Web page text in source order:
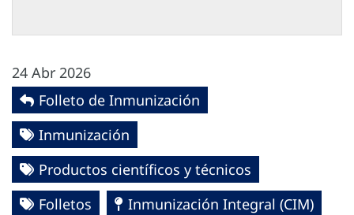
24 Abr 2026
Folleto de Inmunización
Inmunización
Productos científicos y técnicos
Folletos
Inmunización Integral (CIM)